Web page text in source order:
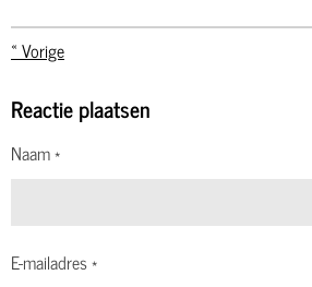
«Vorige
Reactie plaatsen
Naam *
E-mailadres *